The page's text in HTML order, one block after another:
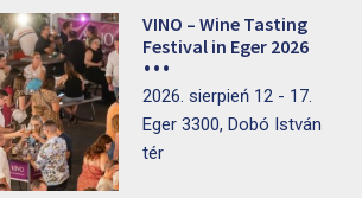
VINO – Wine Tasting
Festival in Eger 2026
2026. sierpień 12 - 17.
Eger 3300, Dobó István
tér